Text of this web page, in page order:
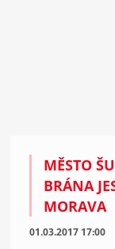
MĚSTO
BRÁNA
MORAVA
01.03.2017 17:00